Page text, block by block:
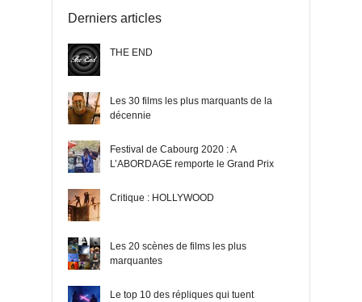
Derniers articles
THE END
Les 30 films les plus marquants de la
décennie
Festival de Cabourg 2020 : A
L’ABORDAGE remporte le Grand Prix
Critique : HOLLYWOOD
Les 20 scènes de films les plus
marquantes
Le top 10 des répliques qui tuent